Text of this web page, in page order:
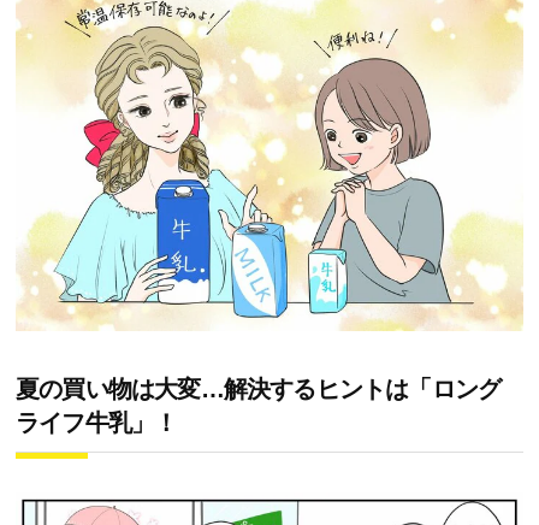
夏の買い物は大変…解決するヒントは「ロング
ライフ牛乳」！